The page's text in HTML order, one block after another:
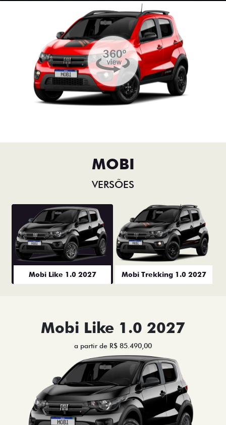
MOBI
VERSÕES
Mobi Like 1.0 2027 Mobi Trekking 1.0 2027
Mobi Like 1.0 2027
a partir de R$ 85.490,00